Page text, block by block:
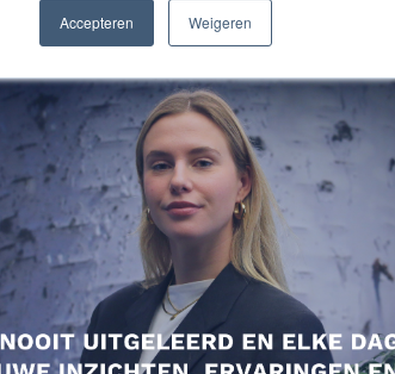
Accepteren Weigeren